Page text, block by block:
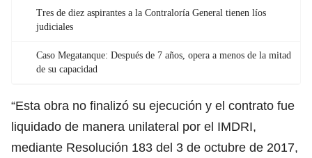
Tres de diez aspirantes a la Contraloría General tienen líos
judiciales
Caso Megatanque: Después de 7 años, opera a menos de la mitad
de su capacidad
“Esta obra no finalizó su ejecución y el contrato fue
liquidado de manera unilateral por el IMDRI,
mediante Resolución 183 del 3 de octubre de 2017,